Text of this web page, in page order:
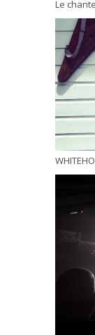
Le